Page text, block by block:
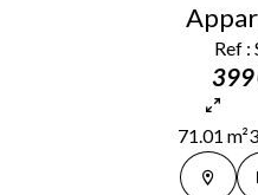
Ref :
399
71.01 m²